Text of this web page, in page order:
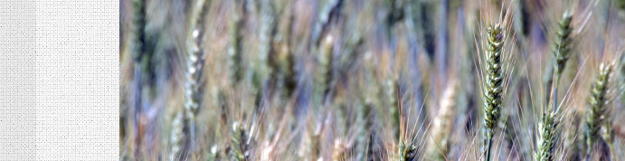
MOTS D’AGRICULTURE
L’AGRICULTURE EN BREF
LES CONNAISSEURS
VIE DES CULTURES
HISTOIRE DES CULTURES